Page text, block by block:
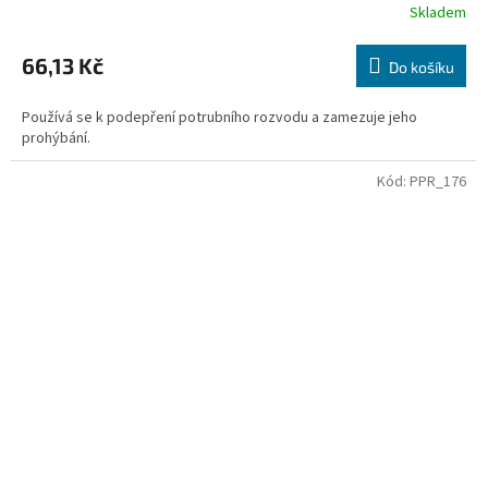
Skladem
66,13 Kč Do košíku
Používá se k podepření potrubního rozvodu a zamezuje jeho
prohýbání.
Kód: PPR_176